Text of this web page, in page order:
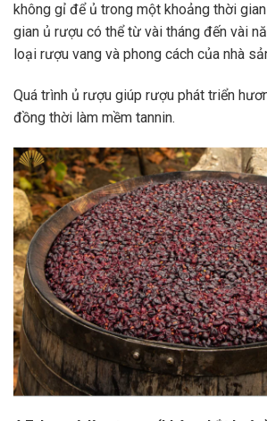
không gỉ để ủ trong một khoảng thời
gian ủ rượu có thể từ vài tháng đến vài
loại rượu vang và phong cách của nhà
Quá trình ủ rượu giúp rượu phát triển
đồng thời làm mềm tannin.